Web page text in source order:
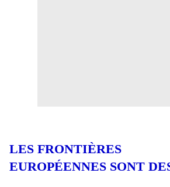
LES FRONTIÈRES
EUROPÉENNES SONT